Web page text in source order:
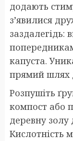
додають
з’явилися
заздалегідь:
капуста.
прямий шлях
Розпушіть
компост або
деревну золу
Кислотність